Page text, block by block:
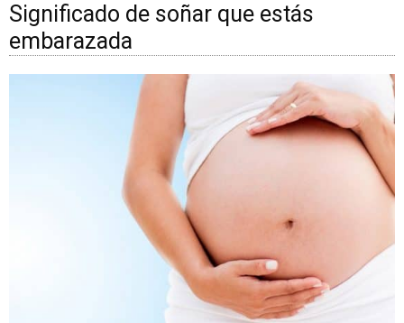
Significado de soñar que estás
embarazada